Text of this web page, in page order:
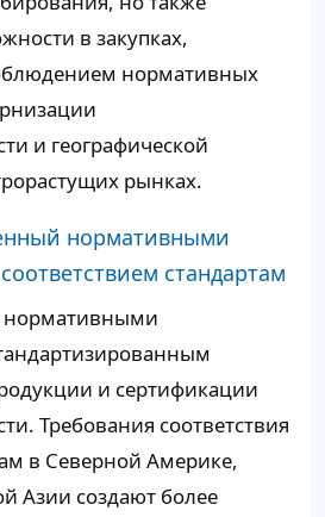
в закупках,
нормативных
и географической
рынках.
нормативными
стандартам
нормативными
и сертификации
Требования соответствия
в Северной Америке,
Азии создают более